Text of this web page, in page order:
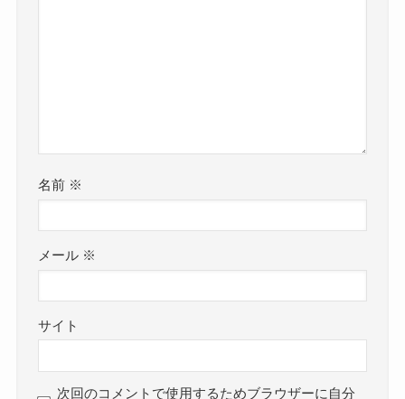
名前 ※
メール ※
サイト
次回のコメントで使用するためブラウザーに自分